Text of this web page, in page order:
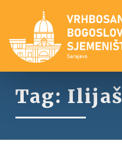
Tag: Ilijaš